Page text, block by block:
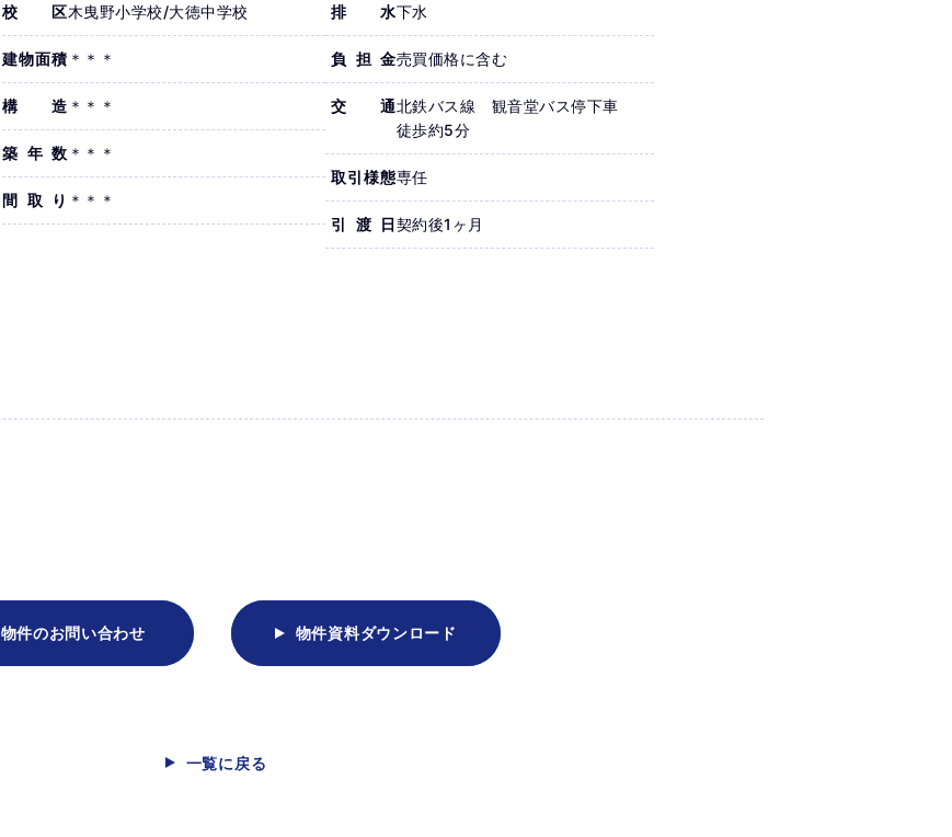
校区木曳野小学校/大徳中学校
建物面積 ＊＊＊
構造 ＊＊＊
築年数 ＊＊＊
間取り ＊＊＊
排水下水
負担金売買価格に含む
交通北鉄バス線 観音堂バス停下車
徒歩約5分
取引様態専任
引渡日契約後1ヶ月
物件のお問い合わせ 物件資料ダウンロード
一覧に戻る